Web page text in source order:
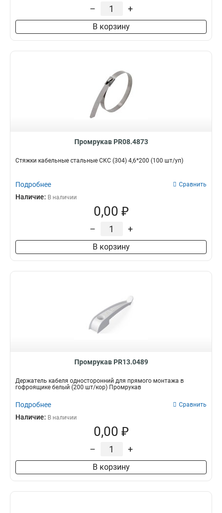
– +
В корзину
Промрукав PR08.4873
Стяжки кабельные стальные СКС (304) 4,6*200 (100 шт/уп)
Подробнее Сравнить
Наличие: В наличии
0,00 ₽
– +
В корзину
Промрукав PR13.0489
Держатель кабеля односторонний для прямого монтажа в
гофроящике белый (200 шт/кор) Промрукав
Подробнее Сравнить
Наличие: В наличии
0,00 ₽
– +
В корзину